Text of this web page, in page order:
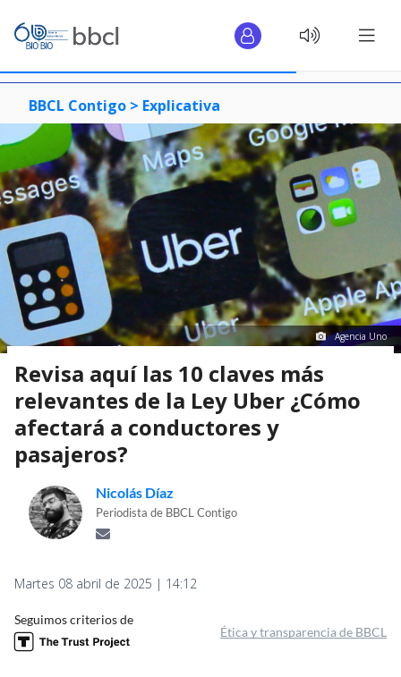
BBCL Contigo > Explicativa
Agencia Uno
Revisa aquí las 10 claves más
relevantes de la Ley Uber ¿Cómo
afectará a conductores y
pasajeros?
Nicolás Díaz
Periodista de BBCL Contigo
Martes 08 abril de 2025 | 14:12
Seguimos criterios de
Ética y transparencia de BBCL